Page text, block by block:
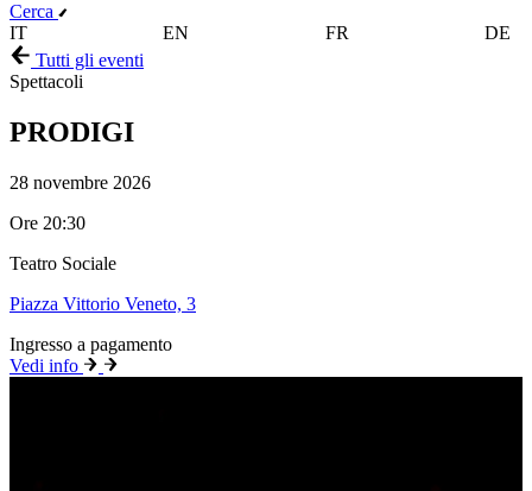
Cerca
IT
EN FR
DE
Tutti gli eventi
Spettacoli
PRODIGI
28 novembre 2026
Ore 20:30
Teatro Sociale
Piazza Vittorio Veneto, 3
Ingresso a pagamento
Vedi info